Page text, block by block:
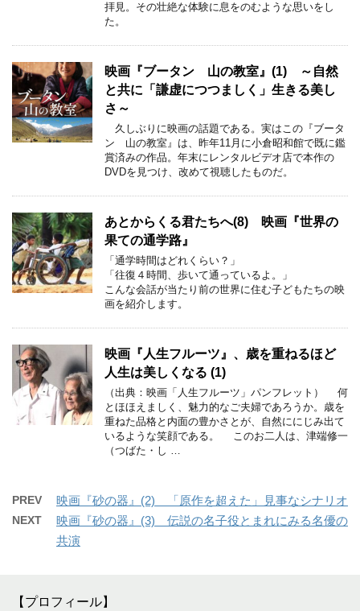
拝見。その壮絶な体験に息をのむような思いをし
た。
映画『ブータン 山の教室』(1) ～自然
と共に「謙虚につつましく」生きる美し
さ～
久しぶりに映画の話題である。実はこの『ブータ
ン 山の教室』は、昨年11月に小倉昭和館で既に鑑
賞済みの作品。年末にレンタルビデオ店で本作の
DVDを見つけ、改めて視聴したものだ。
あとからくる君たちへ(8) 映画『世界の
果ての通学路』
「通学時間はどれくらい？」
「往復４時間、歩いて通っているよ。」
こんな会話が当たり前の世界に住む子どもたちの映
画を紹介します。
映画『人生フルーツ』、歳を重ねるほど
人生は美しくなる (1)
（出典：映画「人生フルーツ」パンフレット） 何
とほほえましく、魅力的なご夫婦であろうか。歳を
重ねた品格と内面の豊かさとが、自然ににじみ出て
いるような笑顔である。 このお二人は、津端修一
（つばた・し …
PREV 映画『砂の器』(2) 「原作を超えた」見事なシナリオ
NEXT
映画『砂の器』(3) 伝説の名子役とまれにみる名優の
共演
【プロフィール】